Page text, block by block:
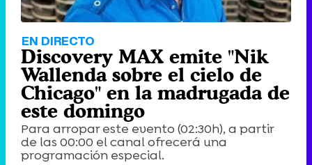
EN DIRECTO
Discovery MAX emite "Nik
Wallenda sobre el cielo de
Chicago" en la madrugada de
este domingo
Para arropar este evento (02:30h), a partir
de las 00:00 el canal ofrecerá una
programación especial.